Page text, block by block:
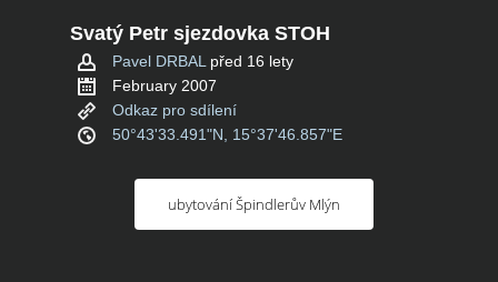
Svatý Petr sjezdovka STOH
Pavel DRBAL před 16 lety
February 2007
Odkaz pro sdílení
50°43'33.491"N, 15°37'46.857"E
ubytování Špindlerův Mlýn